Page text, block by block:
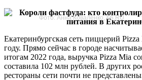
Фото: Анна Коваленко, 66.RU
Екатеринбургская сеть пиццерий
году. Прямо сейчас в городе
итогам 2022 года, выручка Pizza Mia
составила 102 млн рублей. В других
рестораны сети почти не